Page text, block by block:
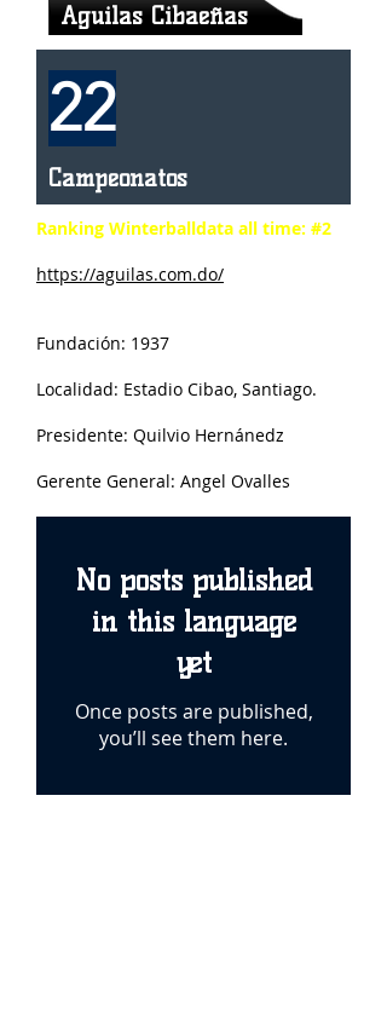
Aguilas Cibaeñas
22
Campeonatos
Ranking Winterballdata all time: #2
https://aguilas.com.do/
Fundación: 1937
Localidad: Estadio Cibao, Santiago.
Presidente: Quilvio Hernánedz
Gerente General: Angel Ovalles
No posts published
in this language
yet
Once posts are published,
you’ll see them here.